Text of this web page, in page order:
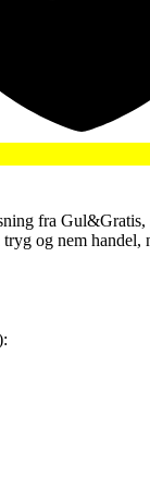
fra Gul&Gratis,
og nem handel,